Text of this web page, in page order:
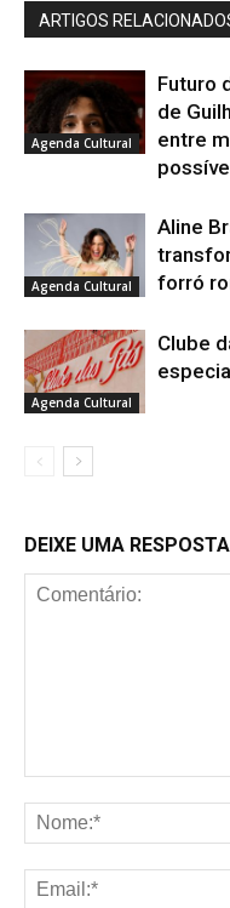
ARTIGOS
Agenda Cultural
Futuro
de
entre
Agenda Cultural
Aline
forró
Agenda Cultural
Clube
DEIXE UMA RESPOSTA